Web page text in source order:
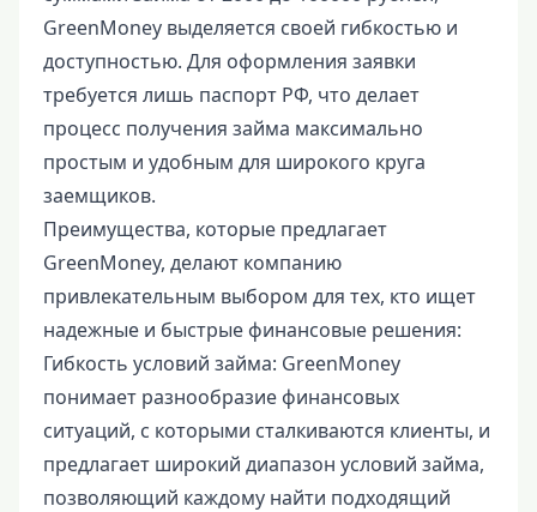
GreenMoney выделяется своей гибкостью и
доступностью. Для оформления заявки
требуется лишь паспорт РФ, что делает
процесс получения займа максимально
простым и удобным для широкого круга
заемщиков.
Преимущества, которые предлагает
GreenMoney, делают компанию
привлекательным выбором для тех, кто ищет
надежные и быстрые финансовые решения:
Гибкость условий займа: GreenMoney
понимает разнообразие финансовых
ситуаций, с которыми сталкиваются клиенты, и
предлагает широкий диапазон условий займа,
позволяющий каждому найти подходящий